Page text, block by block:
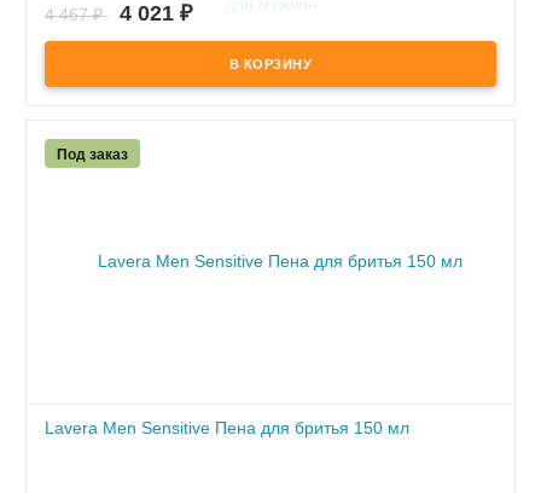
4 467₽ 4 021 ₽
Под заказ
Lavera Men Sensitive Пена для бритья 150 мл